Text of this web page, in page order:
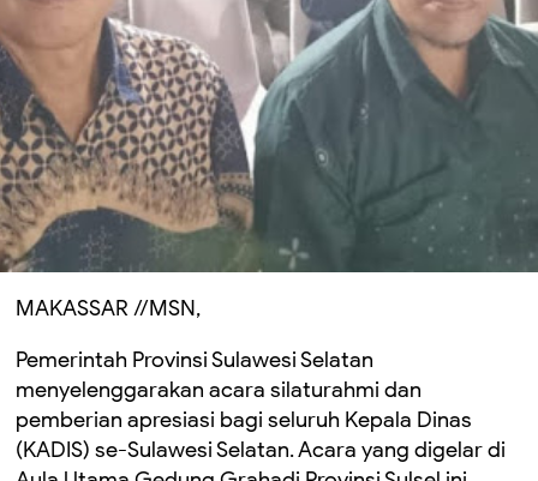
MAKASSAR //MSN,
Pemerintah Provinsi Sulawesi Selatan
menyelenggarakan acara silaturahmi dan
pemberian apresiasi bagi seluruh Kepala Dinas
(KADIS) se-Sulawesi Selatan. Acara yang digelar di